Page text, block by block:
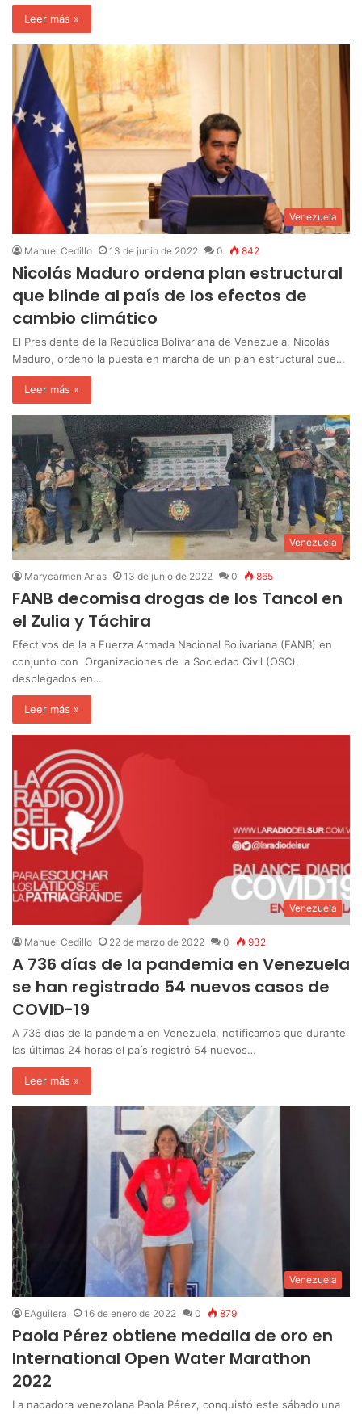
Leer más »
Venezuela
Manuel Cedillo 13 de junio de 2022 0 842
Nicolás Maduro ordena plan estructural
que blinde al país de los efectos de
cambio climático
El Presidente de la República Bolivariana de Venezuela, Nicolás
Maduro, ordenó la puesta en marcha de un plan estructural que…
Leer más »
Venezuela
Marycarmen Arias 13 de junio de 2022 0 865
FANB decomisa drogas de los Tancol en
el Zulia y Táchira
Efectivos de la a Fuerza Armada Nacional Bolivariana (FANB) en
conjunto con Organizaciones de la Sociedad Civil (OSC),
desplegados en…
Leer más »
Venezuela
Manuel Cedillo 22 de marzo de 2022 0 932
A 736 días de la pandemia en Venezuela
se han registrado 54 nuevos casos de
COVID-19
A 736 días de la pandemia en Venezuela, notificamos que durante
las últimas 24 horas el país registró 54 nuevos…
Leer más »
Venezuela
EAguilera 16 de enero de 2022 0 879
Paola Pérez obtiene medalla de oro en
International Open Water Marathon
2022
La nadadora venezolana Paola Pérez, conquistó este sábado una